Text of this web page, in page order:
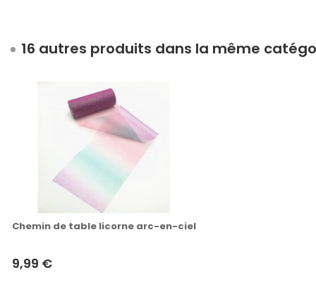
16 autres produits dans la même
Chemin de table licorne arc-en-ciel
9,99 €